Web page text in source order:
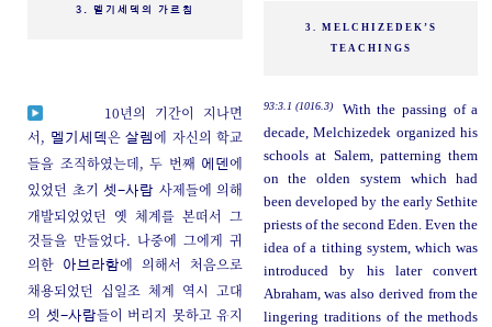
3. 멜기세덱의 가르침
3. MELCHIZEDEK’S
TEACHINGS
10년의 기간이 지나면
서, 멜기세덱은살렘에 자신의 학교
들을 조직하였는데, 두 번째 에덴에
있었던 초기셋-사람 사제들에 의해
개발되었었던 옛 체계를 본떠서 그
것들을 만들었다. 나중에 그에게 귀
의한
아브라함에 의해서 처음으로
채용되었던 십일조 체계 역시 고대
의 셋-사람들이 버리지 못하고 유지
93:3.1 (1016.3)
With the passing of a
decade, Melchizedek organized his
schools at Salem, patterning them
on the olden system which had
been developed by the early Sethite
priests of the second Eden. Even the
idea of a tithing system, which was
introduced by his later convert
Abraham, was also derived from the
lingering traditions of the methods